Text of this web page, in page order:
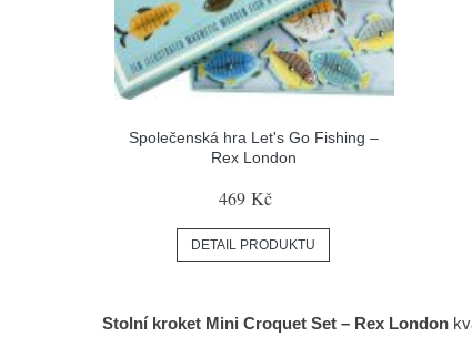
Společenská hra Let's Go Fishing –
Rex London
469 Kč
DETAIL PRODUKTU
Stolní kroket Mini Croquet Set – Rex London